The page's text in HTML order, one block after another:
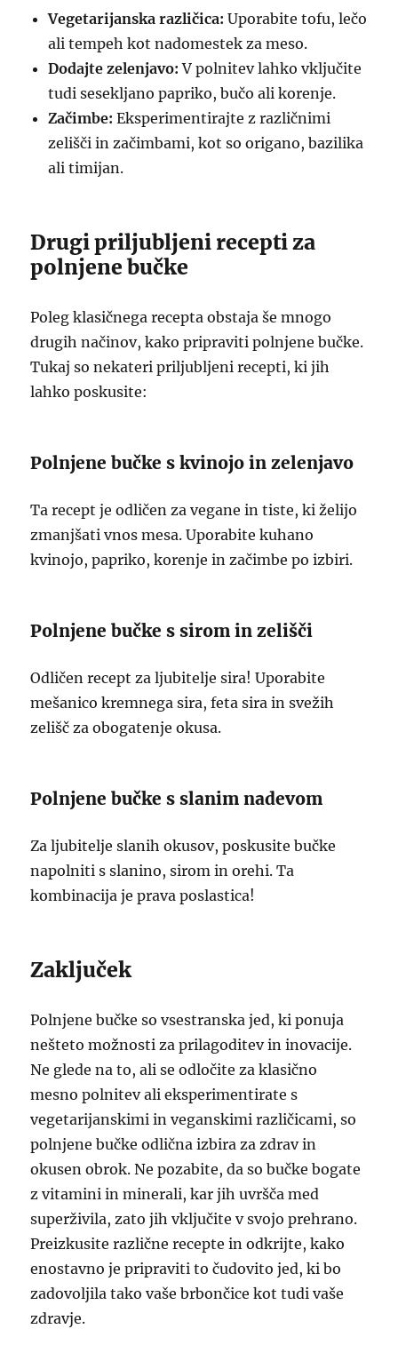
Vegetarijanska različica: Uporabite tofu, lečo
ali tempeh kot nadomestek za meso.
Dodajte zelenjavo: V polnitev lahko vključite
tudi sesekljano papriko, bučo ali korenje.
Začimbe: Eksperimentirajte z različnimi
zelišči in začimbami, kot so origano, bazilika
ali timijan.
Drugi priljubljeni recepti za
polnjene bučke
Poleg klasičnega recepta obstaja še mnogo
drugih načinov, kako pripraviti polnjene bučke.
Tukaj so nekateri priljubljeni recepti, ki jih
lahko poskusite:
Polnjene bučke s kvinojo in zelenjavo
Ta recept je odličen za vegane in tiste, ki želijo
zmanjšati vnos mesa. Uporabite kuhano
kvinojo, papriko, korenje in začimbe po izbiri.
Polnjene bučke s sirom in zelišči
Odličen recept za ljubitelje sira! Uporabite
mešanico kremnega sira, feta sira in svežih
zelišč za obogatenje okusa.
Polnjene bučke s slanim nadevom
Za ljubitelje slanih okusov, poskusite bučke
napolniti s slanino, sirom in orehi. Ta
kombinacija je prava poslastica!
Zaključek
Polnjene bučke so vsestranska jed, ki ponuja
nešteto možnosti za prilagoditev in inovacije.
Ne glede na to, ali se odločite za klasično
mesno polnitev ali eksperimentirate s
vegetarijanskimi in veganskimi različicami, so
polnjene bučke odlična izbira za zdrav in
okusen obrok. Ne pozabite, da so bučke bogate
z vitamini in minerali, kar jih uvršča med
superživila, zato jih vključite v svojo prehrano.
Preizkusite različne recepte in odkrijte, kako
enostavno je pripraviti to čudovito jed, ki bo
zadovoljila tako vaše brbončice kot tudi vaše
zdravje.